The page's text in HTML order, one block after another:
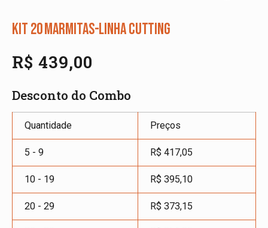
KIT 20 MARMITAS-LINHA CUTTING
R$ 439,00
Desconto do Combo
Quantidade Preços
5 - 9 R$ 417,05
10 - 19 R$ 395,10
20 - 29 R$ 373,15